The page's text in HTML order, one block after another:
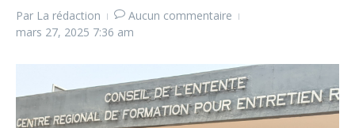
Par La rédaction
Aucun commentaire
mars 27, 2025 7:36 am